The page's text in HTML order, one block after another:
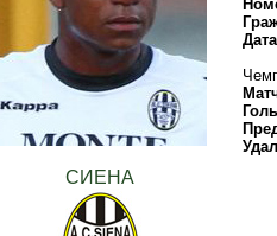
СИЕНА